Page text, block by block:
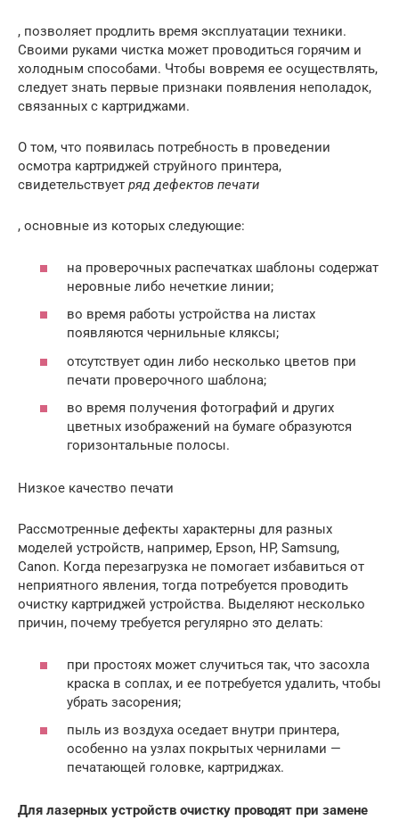
, позволяет продлить время эксплуатации техники.
Своими руками чистка может проводиться горячим и
холодным способами. Чтобы вовремя ее осуществлять,
следует знать первые признаки появления неполадок,
связанных с картриджами.
О том, что появилась потребность в проведении
осмотра картриджей струйного принтера,
свидетельствует ряд дефектов печати
, основные из которых следующие:
на проверочных распечатках шаблоны содержат
неровные либо нечеткие линии;
во время работы устройства на листах
появляются чернильные кляксы;
отсутствует один либо несколько цветов при
печати проверочного шаблона;
во время получения фотографий и других
цветных изображений на бумаге образуются
горизонтальные полосы.
Низкое качество печати
Рассмотренные дефекты характерны для разных
моделей устройств, например, Epson, HP, Samsung,
Canon. Когда перезагрузка не помогает избавиться от
неприятного явления, тогда потребуется проводить
очистку картриджей устройства. Выделяют несколько
причин, почему требуется регулярно это делать:
при простоях может случиться так, что засохла
краска в соплах, и ее потребуется удалить, чтобы
убрать засорения;
пыль из воздуха оседает внутри принтера,
особенно на узлах покрытых чернилами —
печатающей головке, картриджах.
Для лазерных устройств очистку проводят при замене